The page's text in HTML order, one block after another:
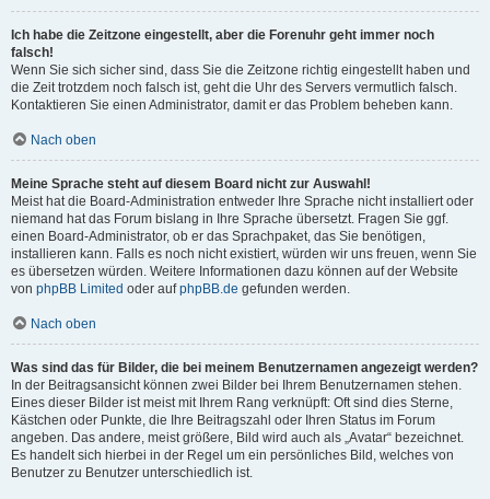
Ich habe die Zeitzone eingestellt, aber die Forenuhr geht immer noch
falsch!
Wenn Sie sich sicher sind, dass Sie die Zeitzone richtig eingestellt haben und
die Zeit trotzdem noch falsch ist, geht die Uhr des Servers vermutlich falsch.
Kontaktieren Sie einen Administrator, damit er das Problem beheben kann.
Nach oben
Meine Sprache steht auf diesem Board nicht zur Auswahl!
Meist hat die Board-Administration entweder Ihre Sprache nicht installiert oder
niemand hat das Forum bislang in Ihre Sprache übersetzt. Fragen Sie ggf.
einen Board-Administrator, ob er das Sprachpaket, das Sie benötigen,
installieren kann. Falls es noch nicht existiert, würden wir uns freuen, wenn Sie
es übersetzen würden. Weitere Informationen dazu können auf der Website
von phpBB Limited oder aufphpBB.de gefunden werden.
Nach oben
Was sind das für Bilder, die bei meinem Benutzernamen angezeigt werden?
In der Beitragsansicht können zwei Bilder bei Ihrem Benutzernamen stehen.
Eines dieser Bilder ist meist mit Ihrem Rang verknüpft: Oft sind dies Sterne,
Kästchen oder Punkte, die Ihre Beitragszahl oder Ihren Status im Forum
angeben. Das andere, meist größere, Bild wird auch als „Avatar“ bezeichnet.
Es handelt sich hierbei in der Regel um ein persönliches Bild, welches von
Benutzer zu Benutzer unterschiedlich ist.